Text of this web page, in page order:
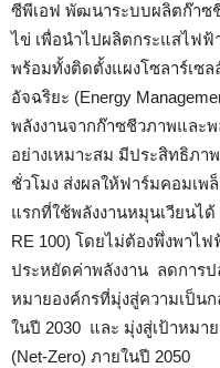
ซีพีเอฟ พัฒนาระบบผลิตก๊าซ
ไข่ เพื่อนำไปผลิตกระแสไฟ
พร้อมทั้งติดตั้งแผงโซลาร์เซ
อัจฉริยะ (Energy
พลังงานจากก๊าซชีวภาพและ
อย่างเหมาะสม มีประสิทธิภา
ชั่วโมง ส่งผลให้ฟาร์มคอมเ
แรกที่ใช้พลังงานหมุนเวียนได้
RE 100) โดยไม่ต้องพึ่งพาไ
ประหยัดค่าพลังงาน ลดการ
หมายองค์กรที่มุ่งสู่ความเป็นก
ในปี 2030 และ มุ่งสู่เป้าหมา
(Net-Zero) ภายในปี 2050